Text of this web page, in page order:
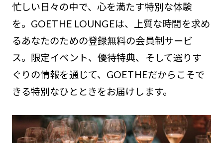
忙しい日々の中で、心を満たす特別な体験
を。GOETHE LOUNGEは、上質な時間を求め
るあなたのための登録無料の会員制サービ
ス。限定イベント、優待特典、そして選りす
ぐりの情報を通じて、GOETHEだからこそで
きる特別なひとときをお届けします。